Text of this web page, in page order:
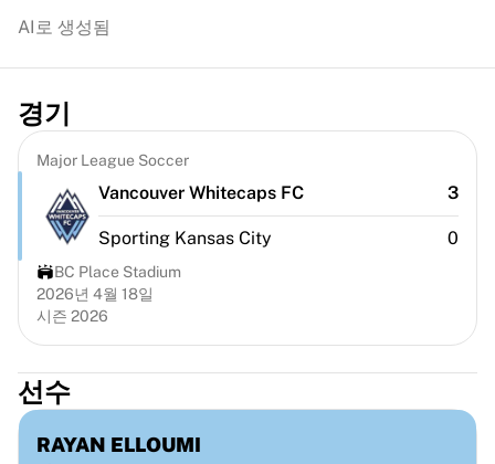
시카고 불스
비르투스 볼로냐
농구 전체 보기
주요 NBA 팀
샬럿 호네츠
시카고 불스
포틀랜드 트레일 블레이저스
LA 클리퍼스
NBA 전체 보기
주요 유럽 팀
베식타시 게인
페네르바체 바스켓볼
슬로베니아
비르투스 볼로냐
구에리 나폴리
AI로 생성됨
경기
Major League Soccer
Vancouver Whitecaps FC 3
Sporting Kansas City 0
BC Place Stadium
2026년 4월 18일
시즌 2026
선수
RAYAN ELLOUMI